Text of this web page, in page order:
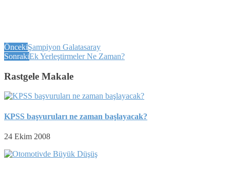
ÖncekiŞampiyon Galatasaray
SonrakiEk Yerleştirmeler Ne Zaman?
Rastgele Makale
KPSS başvuruları ne zaman başlayacak?
24 Ekim 2008